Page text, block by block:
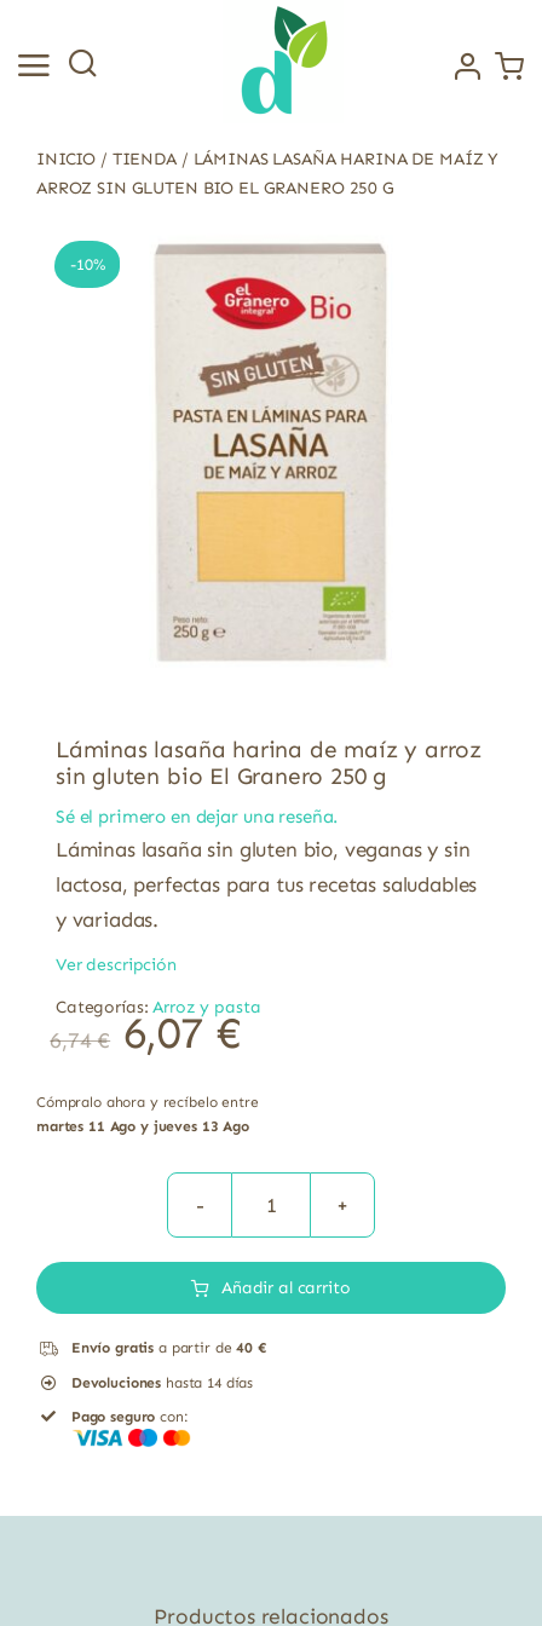
contenido
INICIO / TIENDA/ LÁMINAS LASAÑA HARINA DE MAÍZ Y
ARROZ SIN GLUTEN BIO EL GRANERO 250 G
-10%
Láminas lasaña harina de maíz y arroz
sin gluten bio El Granero 250 g
Sé el primero en dejar una reseña.
Láminas lasaña sin gluten bio, veganas y sin
lactosa, perfectas para tus recetas saludables
y variadas.
Ver descripción
Categorías:Arroz y pasta
6,74€ 6,07€
Cómpralo ahora y recíbelo entre
martes 11 Ago y jueves 13 Ago
Láminas
harina
Granero
Añadir al carrito
Envío gratis a partir de40 €
Devoluciones hasta 14 días
Pago seguro con:
Productos relacionados